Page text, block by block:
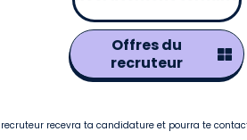
Offres du
recruteur
recruteur recevra ta candidature et pourra te